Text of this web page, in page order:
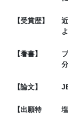
【受賞歴】
【著書】
【論文】
【出願特